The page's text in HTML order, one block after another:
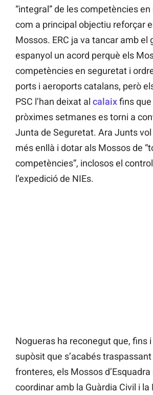
“integral” de les competències
com a principal objectiu reforçar
Mossos. ERC ja va tancar amb el
espanyol un acord perquè els
competències en seguretat i
ports i aeroports catalans, però
PSC l’han deixat al calaixfins
pròximes setmanes es torni a
Junta de Seguretat. Ara Junts
més enllà i dotar als Mossos de
competències”, inclosos el
l’expedició de NIEs.
Nogueras ha reconegut que, fins
supòsit que s’acabés
fronteres, els Mossos d’Esquadra
coordinar amb la Guàrdia Civil i la